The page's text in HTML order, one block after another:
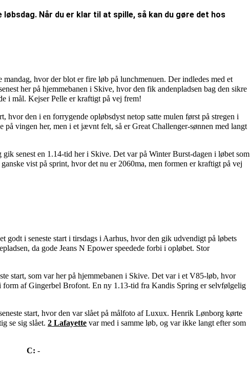
Når du er klar til at spille, så kan du gøre det hos
hvor der blot er fire løb på lunchmenuen. Der indledes med et
her på hjemmebanen i Skive, hvor den fik andenpladsen bag den sikre
i mål. Kejser Pelle er kraftigt på vej frem!
hvor den i en forrygende opløbsdyst netop satte mulen først på stregen i
vingen her, men i et jævnt felt, så er Great Challenger-sønnen med langt
senest en 1.14-tid her i Skive. Det var på Winter Burst-dagen i løbet som
vist på sprint, hvor det nu er 2060ma, men formen er kraftigt på vej
godt i seneste start i tirsdags i Aarhus, hvor den gik udvendigt på løbets
da gode Jeans N Epower speedede forbi i opløbet. Stor
start, som var her på hjemmebanen i Skive. Det var i et V85-løb, hvor
form af Gingerbel Brofont. En ny 1.13-tid fra Kandis Spring er selvfølgelig
start, hvor den var slået på målfoto af Luxux. Henrik Lønborg kørte
se sig slået. 2 Lafayette var med i samme løb, og var ikke langt efter som
C: -